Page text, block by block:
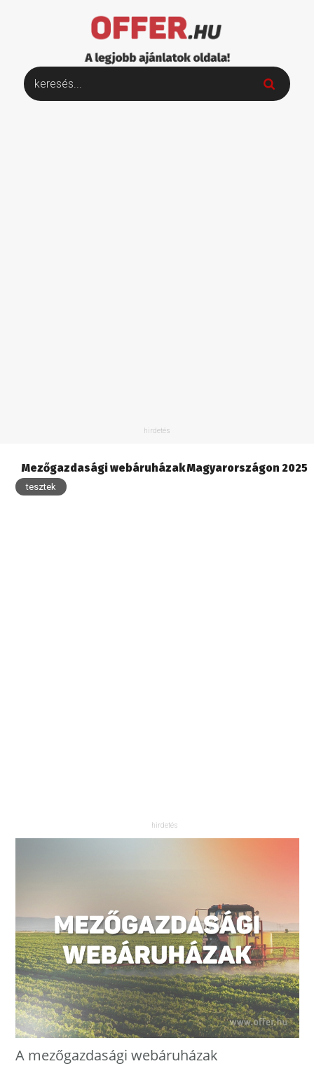
Mezőgazdasági webáruházak Magyarországon 2025
tesztek
A mezőgazdasági webáruházak